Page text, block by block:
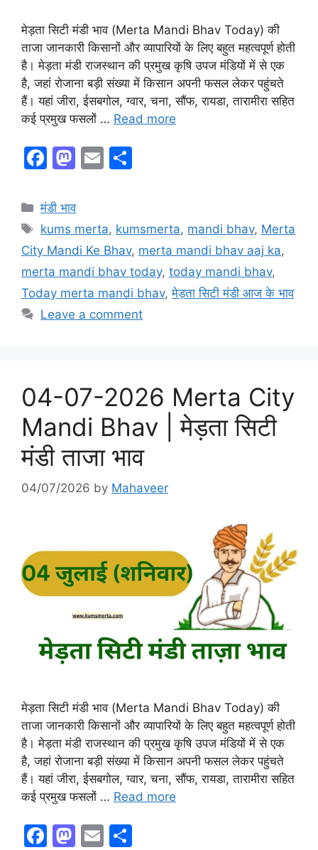
मेड़ता सिटी मंडी भाव (Merta Mandi Bhav Today) की
ताजा जानकारी किसानों और व्यापारियों के लिए बहुत महत्वपूर्ण होती
है। मेड़ता मंडी राजस्थान की प्रमुख कृषि उपज मंडियों में से एक
है, जहां रोजाना बड़ी संख्या में किसान अपनी फसल लेकर पहुंचते
हैं। यहां जीरा, ईसबगोल, ग्वार, चना, सौंफ, रायडा, तारामीरा सहित
कई प्रमुख फसलों … Read more
F
c
e
b
o
o
k
M
st
o
d
o
n
E
l
e
Categories
मंडी भाव
Tags
kums merta, kumsmerta, mandi bhav, Merta
City Mandi Ke Bhav, merta mandi bhav aaj ka,
merta mandi bhav today, today mandi bhav,
Today merta mandi bhav,मेड़ता सिटी मंडी आज के भाव
Leave a comment
04-07-2026 Merta City
Mandi Bhav | मेड़ता सिटी
मंडी ताजा भाव
04/07/2026 by Mahaveer
मेड़ता सिटी मंडी भाव (Merta Mandi Bhav Today) की
ताजा जानकारी किसानों और व्यापारियों के लिए बहुत महत्वपूर्ण होती
है। मेड़ता मंडी राजस्थान की प्रमुख कृषि उपज मंडियों में से एक
है, जहां रोजाना बड़ी संख्या में किसान अपनी फसल लेकर पहुंचते
हैं। यहां जीरा, ईसबगोल, ग्वार, चना, सौंफ, रायडा, तारामीरा सहित
कई प्रमुख फसलों … Read more
F
M E